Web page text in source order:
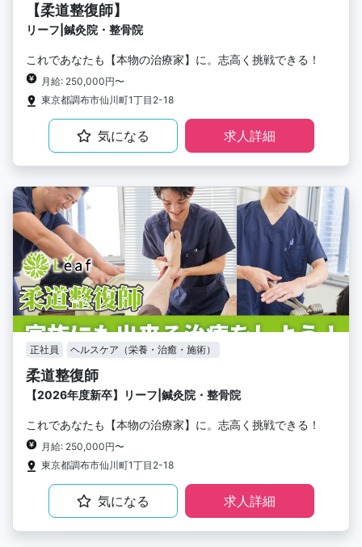
【柔道整復師】
リーフ|鍼灸院・整骨院
これであなたも【本物の治療家】に。志高く挑戦できる！
月給: 250,000円〜
東京都調布市仙川町1丁目2-18
気になる 求人詳細
正社員 ヘルスケア（栄養・治癒・施術）
柔道整復師
【2026年度新卒】リーフ|鍼灸院・整骨院
これであなたも【本物の治療家】に。志高く挑戦できる！
月給: 250,000円〜
東京都調布市仙川町1丁目2-18
気になる 求人詳細